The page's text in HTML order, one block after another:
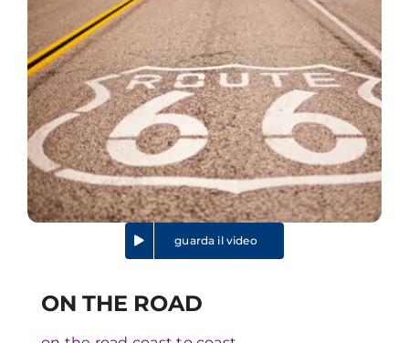
guarda il video
ON THE ROAD